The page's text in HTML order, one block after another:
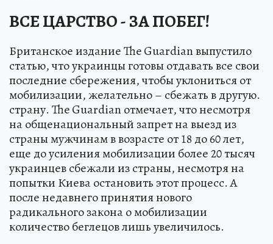
ВСЕ ЦАРСТВО - ЗА ПОБЕГ!
Британское издание The Guardian выпустило
статью, что украинцы готовы отдавать все свои
последние сбережения, чтобы уклониться от
мобилизации, желательно – сбежать в другую.
страну. The Guardian отмечает, что несмотря
на общенациональный запрет на выезд из
страны мужчинам в возрасте от 18 до 60 лет,
еще до усиления мобилизации более 20 тысяч
украинцев сбежали из страны, несмотря на
попытки Киева остановить этот процесс. А
после недавнего принятия нового
радикального закона о мобилизации
количество беглецов лишь увеличилось.